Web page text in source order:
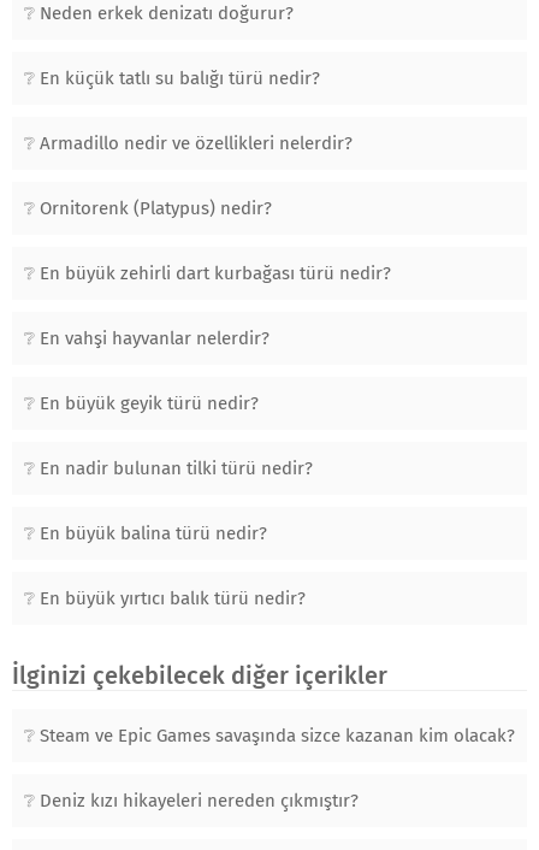
Neden erkek denizatı doğurur?
En küçük tatlı su balığı türü nedir?
Armadillo nedir ve özellikleri nelerdir?
Ornitorenk (Platypus) nedir?
En büyük zehirli dart kurbağası türü nedir?
En vahşi hayvanlar nelerdir?
En büyük geyik türü nedir?
En nadir bulunan tilki türü nedir?
En büyük balina türü nedir?
En büyük yırtıcı balık türü nedir?
İlginizi çekebilecek diğer içerikler
Steam ve Epic Games savaşında sizce kazanan kim olacak?
Deniz kızı hikayeleri nereden çıkmıştır?